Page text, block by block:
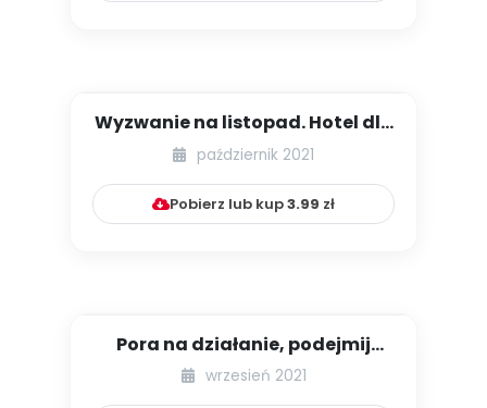
Wyzwanie na listopad. Hotel dla
owadów
październik 2021
Pobierz lub kup3.99 zł
Pora na działanie, podejmij
ekowyzwanie! [2]
wrzesień 2021